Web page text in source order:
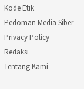
Kode Etik
Pedoman Media Siber
Privacy Policy
Redaksi
Tentang Kami